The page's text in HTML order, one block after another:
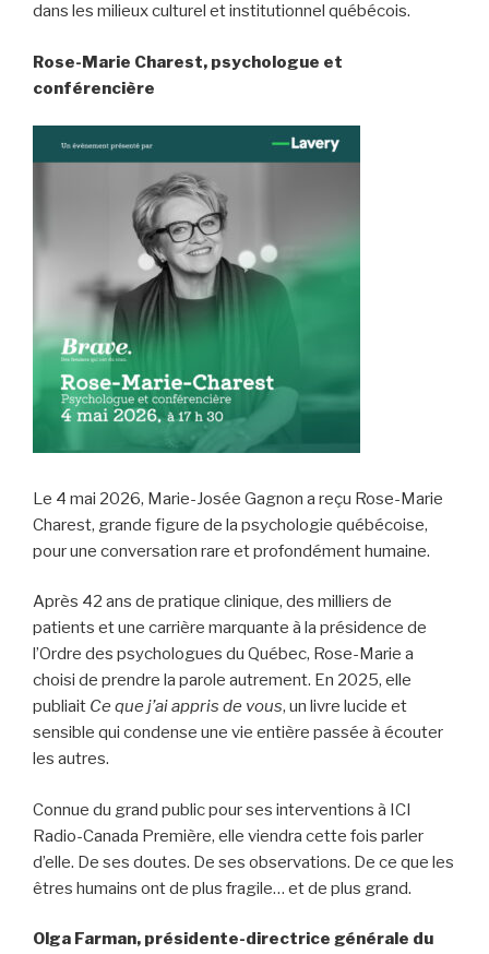
dans les milieux culturel et institutionnel québécois.
Rose-Marie Charest, psychologue et
conférencière
Le 4 mai 2026, Marie-Josée Gagnon a reçu Rose-Marie
Charest, grande figure de la psychologie québécoise,
pour une conversation rare et profondément humaine.
Après 42 ans de pratique clinique, des milliers de
patients et une carrière marquante à la présidence de
l’Ordre des psychologues du Québec, Rose-Marie a
choisi de prendre la parole autrement. En 2025, elle
publiait Ce que j’ai appris de vous, un livre lucide et
sensible qui condense une vie entière passée à écouter
les autres.
Connue du grand public pour ses interventions à ICI
Radio-Canada Première, elle viendra cette fois parler
d’elle. De ses doutes. De ses observations. De ce que les
êtres humains ont de plus fragile… et de plus grand.
Olga Farman, présidente-directrice générale du